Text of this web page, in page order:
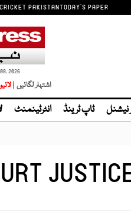
CRICKET PAKISTANTODAY'S PAPER
08, 2026
اشتہار لگائیں |
نیشنل ٹاپ ٹرینڈ انٹرٹینمنٹ